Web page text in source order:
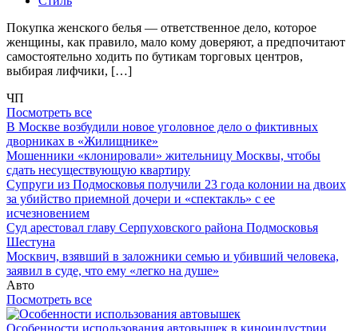
Покупка женского белья — ответственное дело, которое
женщины, как правило, мало кому доверяют, а предпочитают
самостоятельно ходить по бутикам торговых центров,
выбирая лифчики, […]
ЧП
Посмотреть все
В Москве возбудили новое уголовное дело о фиктивных
дворниках в «Жилищнике»
Мошенники «клонировали» жительницу Москвы, чтобы
сдать несуществующую квартиру
Супруги из Подмосковья получили 23 года колонии на двоих
за убийство приемной дочери и «спектакль» с ее
исчезновением
Суд арестовал главу Серпуховского района Подмосковья
Шестуна
Москвич, взявший в заложники семью и убивший человека,
заявил в суде, что ему «легко на душе»
Авто
Посмотреть все
Особенности использования автовышек в киноиндустрии